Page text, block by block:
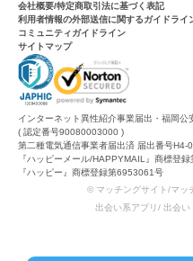
会社概要/特定商取引法に基づく表記
利用者情報の外部送信に関するガイドライ
コミュニティガイドライン
サイトマップ
インターネット異性紹介事業届出・福岡公
( 認定番号90080003000 )
第二種電気通信事業者届出済 届出番号H4-
『ハッピーメール/HAPPYMAIL』商標登
『ハッピー』商標登録第6953061号
© マッチングサイト/マッ
出会い系アプリ/ 出会い